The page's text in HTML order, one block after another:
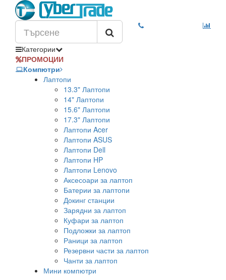
Категории
ПРОМОЦИИ
Компютри
Лаптопи
13.3" Лаптопи
14" Лаптопи
15.6" Лаптопи
17.3" Лаптопи
Лаптопи Acer
Лаптопи ASUS
Лаптопи Dell
Лаптопи HP
Лаптопи Lenovo
Аксесоари за лаптоп
Батерии за лаптопи
Докинг станции
Зарядни за лаптоп
Куфари за лаптоп
Подложки за лаптоп
Раници за лаптоп
Резервни части за лаптоп
Чанти за лаптоп
Мини компютри